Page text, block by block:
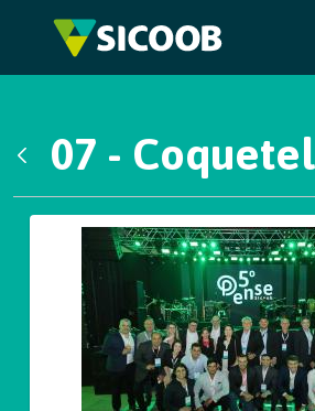
Pular para o Conteúdo principal
07 - Coquetel
Galeria de Mídias